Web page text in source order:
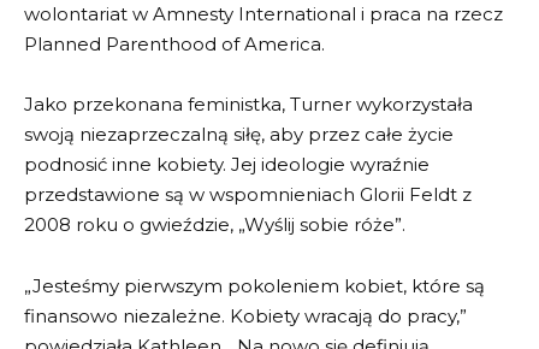
wolontariat w Amnesty International i praca na rzecz
Planned Parenthood of America.
Jako przekonana feministka, Turner wykorzystała
swoją niezaprzeczalną siłę, aby przez całe życie
podnosić inne kobiety. Jej ideologie wyraźnie
przedstawione są w wspomnieniach Glorii Feldt z
2008 roku o gwieździe, „Wyślij sobie róże”.
„Jesteśmy pierwszym pokoleniem kobiet, które są
finansowo niezależne. Kobiety wracają do pracy,”